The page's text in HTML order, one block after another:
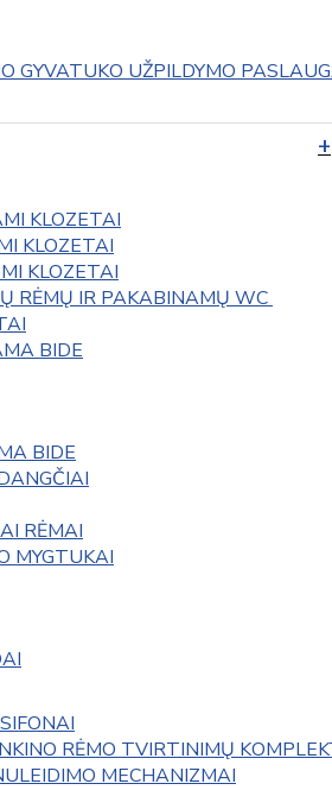
GYVATUKO UŽPILDYMO
KLOZETAI
KLOZETAI
KLOZETAI
RĖMŲ IR PAKABINAMŲ WC
BIDE
BIDE
RĖMAI
MYGTUKAI
RĖMO TVIRTINIMŲ
MECHANIZMAI